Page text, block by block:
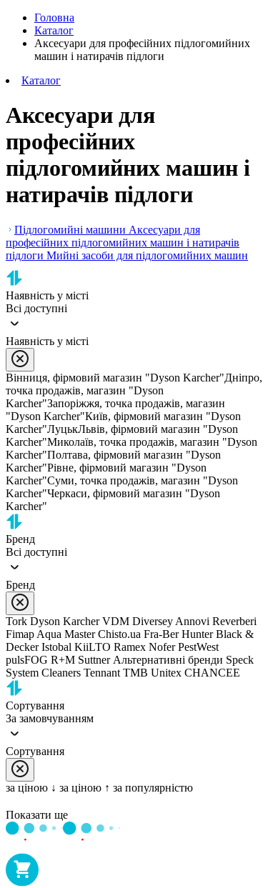
Головна
Каталог
Аксесуари для професійних підлогомийних
машин і натирачів підлоги
Каталог
Аксесуари для
професійних
підлогомийних машин і
натирачів підлоги
Підлогомийні машини Аксесуари для
професійних підлогомийних машин і натирачів
підлоги Мийні засоби для підлогомийних машин
Наявність у місті
Всі доступні
Наявність у місті
Вінниця, фірмовий магазин "Dyson Karcher"Дніпро,
точка продажів, магазин "Dyson
Karcher"Запоріжжя, точка продажів, магазин
"Dyson Karcher"Київ, фірмовий магазин "Dyson
Karcher"ЛуцькЛьвів, фірмовий магазин "Dyson
Karcher"Миколаїв, точка продажів, магазин "Dyson
Karcher"Полтава, фірмовий магазин "Dyson
Karcher"Рівне, фірмовий магазин "Dyson
Karcher"Суми, точка продажів, магазин "Dyson
Karcher"Черкаси, фірмовий магазин "Dyson
Karcher"
Бренд
Всі доступні
Бренд
Tork Dyson Karcher VDM Diversey Annovi Reverberi
Fimap Aqua Master Chisto.ua Fra-Ber Hunter Black &
Decker Istobal KiiLTO Ramex Nofer PestWest
pulsFOG R+M Suttner Альтернативні бренди Speck
System Cleaners Tennant TMB Unitex CHANCEE
Сортування
За замовчуванням
Сортування
за цiною ↓ за цiною ↑ за популярністю
Показати ще